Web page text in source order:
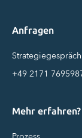
Anfragen
Strategiegespräch
+49 2171
Mehr erfahren?